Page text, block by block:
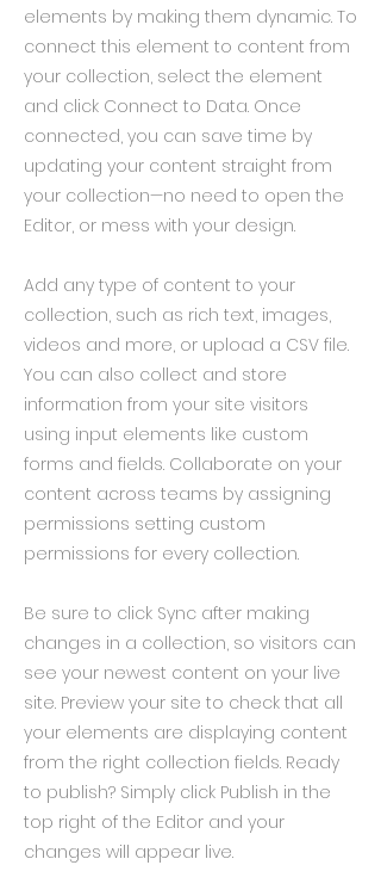
elements by making them dynamic. To
connect this element to content from
your collection, select the element
and click Connect to Data. Once
connected, you can save time by
updating your content straight from
your collection—no need to open the
Editor, or mess with your design.
Add any type of content to your
collection, such as rich text, images,
videos and more, or upload a CSV file.
You can also collect and store
information from your site visitors
using input elements like custom
forms and fields. Collaborate on your
content across teams by assigning
permissions setting custom
permissions for every collection.
Be sure to click Sync after making
changes in a collection, so visitors can
see your newest content on your live
site. Preview your site to check that all
your elements are displaying content
from the right collection fields. Ready
to publish? Simply click Publish in the
top right of the Editor and your
changes will appear live.